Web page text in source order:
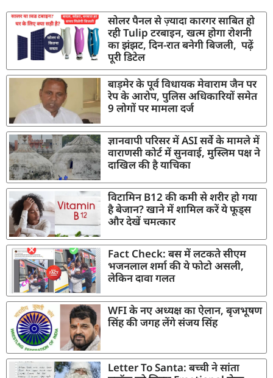
सोलर पैनल से ज़्यादा कारगर साबित हो
रही Tulip टरबाइन, खत्म होगा रोशनी
का झंझट, दिन-रात बनेगी बिजली, पढ़ें
पूरी डिटेल
बाड़मेर के पूर्व विधायक मेवाराम जैन पर
रेप के आरोप, पुलिस अधिकारियों समेत
9 लोगों पर मामला दर्ज
ज्ञानवापी परिसर में ASI सर्वे के मामले में
वाराणसी कोर्ट में सुनवाई, मुस्लिम पक्ष ने
दाखिल की है याचिका
विटामिन B12 की कमी से शरीर हो गया
है बेजान? खाने में शामिल करें ये फूड्स
और देखें चमत्कार
Fact Check: बस में लटकते सीएम
भजनलाल शर्मा की ये फोटो असली,
लेकिन दावा गलत
WFI के नए अध्यक्ष का ऐलान, बृजभूषण
सिंह की जगह लेंगे संजय सिंह
Letter To Santa: बच्ची ने सांता